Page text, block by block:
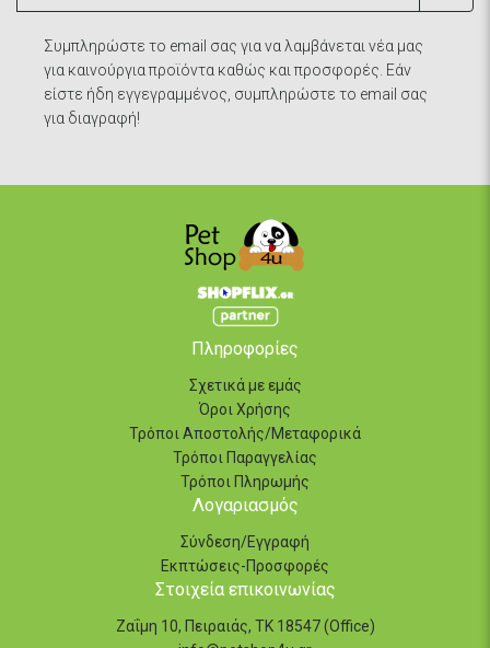
Συμπληρώστε το email σας για να λαμβάνεται νέα μας
για καινούργια προϊόντα καθώς και προσφορές. Εάν
είστε ήδη εγγεγραμμένος, συμπληρώστε το email σας
για διαγραφή!
Πληροφορίες
Σχετικά με εμάς
Όροι Χρήσης
Τρόποι Αποστολής/Μεταφορικά
Τρόποι Παραγγελίας
Τρόποι Πληρωμής
Λογαριασμός
Σύνδεση/Εγγραφή
Εκπτώσεις-Προσφορές
Στοιχεία επικοινωνίας
Ζαΐμη 10, Πειραιάς, ΤΚ 18547 (Office)